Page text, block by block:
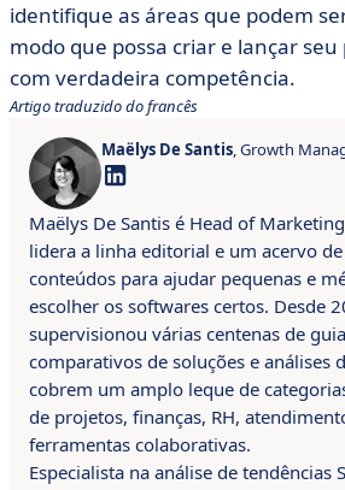
identifique as áreas que podem
modo que possa criar e lançar
com verdadeira competência.
Artigo traduzido do francês
Maëlys De Santis, Growth
Maëlys De Santis é Head of
lidera a linha editorial e um acervo
conteúdos para ajudar pequenas e
escolher os softwares certos. Desde
supervisionou várias centenas de
comparativos de soluções e análises
cobrem um amplo leque de
de projetos, finanças, RH,
ferramentas colaborativas.
Especialista na análise de tendências